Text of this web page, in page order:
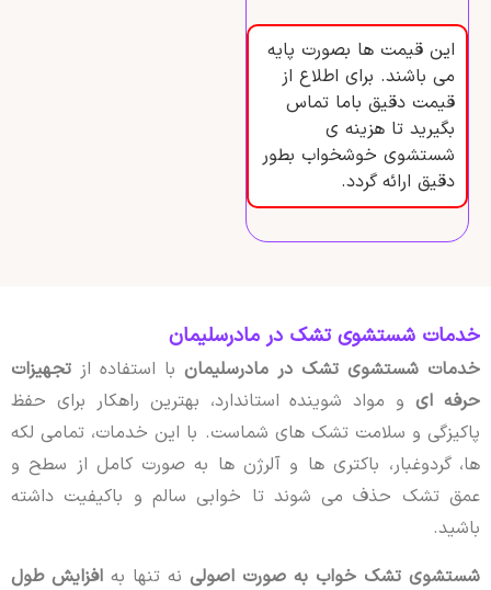
این قیمت ها بصورت پایه
می باشند. برای اطلاع از
قیمت دقیق باما تماس
بگیرید تا هزینه ی
شستشوی خوشخواب بطور
دقیق ارائه گردد.
خدمات شستشوی تشک در مادرسلیمان
خدمات شستشوی تشک در مادرسلیمانبا استفاده از تجهیزات
حرفه ایو مواد شوینده استاندارد، بهترین راهکار برای حفظ
پاکیزگی و سلامت تشک های شماست. با این خدمات، تمامی لکه
ها، گردوغبار، باکتری ها و آلرژن ها به صورت کامل از سطح و
عمق تشک حذف می شوند تا خوابی سالم و باکیفیت داشته
باشید.
شستشوی تشک خواب به صورت اصولینه تنها به افزایش طول